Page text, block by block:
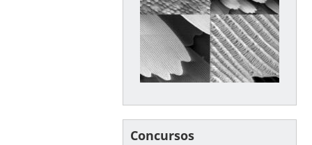
Concursos